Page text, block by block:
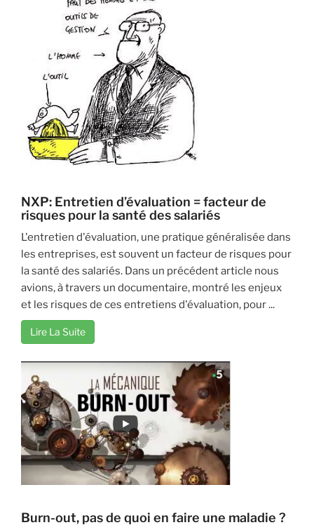
NXP: Entretien d’évaluation = facteur de
risques pour la santé des salariés
L'entretien d'évaluation, une pratique généralisée dans
les entreprises, est souvent un facteur de risques pour
la santé des salariés. Dans un précédent article nous
avions, à travers un documentaire, montré les enjeux
et les risques de ces entretiens d'évaluation, pour ...
Lire La Suite
Burn-out, pas de quoi en faire une maladie ?